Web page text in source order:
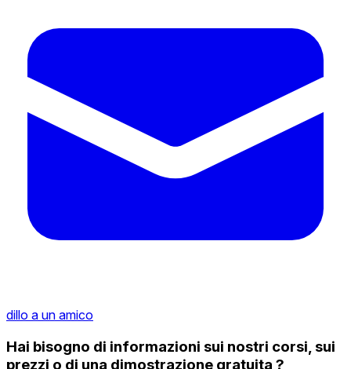
dillo a un amico
Hai bisogno di informazioni sui nostri corsi, sui
prezzi o di una dimostrazione gratuita ?